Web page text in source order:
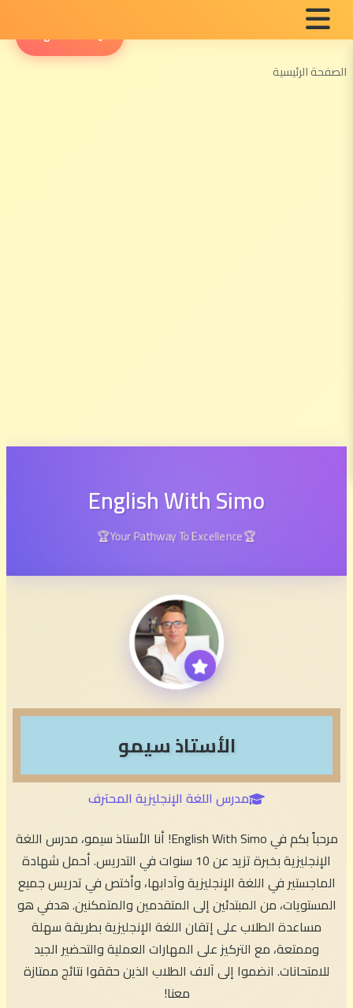
الصفحة الرئيسية
English Radio
English With Simo
🏆Your Pathway To Excellence🏆
الأستاذ سيمو
مدرس اللغة الإنجليزية المحترف
مرحباً بكم في English With Simo! أنا الأستاذ سيمو، مدرس اللغة
الإنجليزية بخبرة تزيد عن 10 سنوات في التدريس. أحمل شهادة
الماجستير في اللغة الإنجليزية وآدابها، وأختص في تدريس جميع
المستويات، من المبتدئين إلى المتقدمين والمتمكنين. هدفي هو
مساعدة الطلاب على إتقان اللغة الإنجليزية بطريقة سهلة
وممتعة، مع التركيز على المهارات العملية والتحضير الجيد
للامتحانات. انضموا إلى آلاف الطلاب الذين حققوا نتائج ممتازة
معنا!